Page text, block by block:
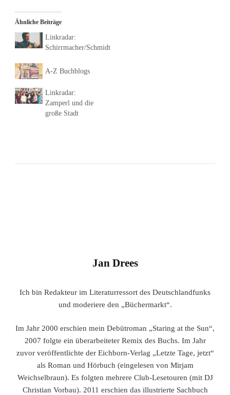
Ähnliche Beiträge
Linkradar:
Schirrmacher/Schmidt
A-Z Buchblogs
Linkradar:
Zamperl und die
große Stadt
Jan Drees
Ich bin Redakteur im Literaturressort des Deutschlandfunks
und moderiere den „Büchermarkt“.
Im Jahr 2000 erschien mein Debütroman „Staring at the Sun“,
2007 folgte ein überarbeiteter Remix des Buchs. Im Jahr
zuvor veröffentlichte der Eichborn-Verlag „Letzte Tage, jetzt“
als Roman und Hörbuch (eingelesen von Mirjam
Weichselbraun). Es folgten mehrere Club-Lesetouren (mit DJ
Christian Vorbau). 2011 erschien das illustrierte Sachbuch